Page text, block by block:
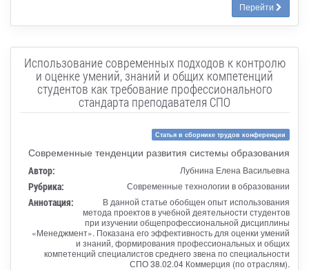
Перейти
Использование современных подходов к контролю
и оценке умений, знаний и общих компетенций
студентов как требование профессионального
стандарта преподавателя СПО
Статья в сборнике трудов конференции
Современные тенденции развития системы образования
Автор: Лубнина Елена Васильевна
Рубрика: Современные технологии в образовании
Аннотация:
В данной статье обобщен опыт использования
метода проектов в учебной деятельности студентов
при изучении общепрофессиональной дисциплины
«Менеджмент». Показана его эффективность для оценки умений
и знаний, формирования профессиональных и общих
компетенций специалистов среднего звена по специальности
СПО 38.02.04 Коммерция (по отраслям).